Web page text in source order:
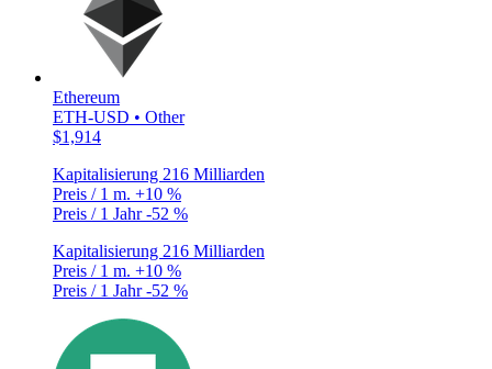
Ethereum
ETH-USD • Other
$1,914
Kapitalisierung 216 Milliarden
Preis / 1 m. +10 %
Preis / 1 Jahr-52 %
Kapitalisierung 216 Milliarden
Preis / 1 m. +10 %
Preis / 1 Jahr-52 %